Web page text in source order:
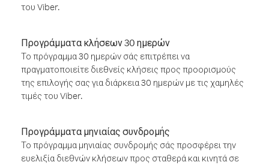
του Viber.
Προγράμματα κλήσεων 30 ημερών
Το πρόγραμμα 30 ημερών σάς επιτρέπει να
πραγματοποιείτε διεθνείς κλήσεις προς προορισμούς
της επιλογής σας για διάρκεια 30 ημερών με τις χαμηλές
τιμές του Viber.
Προγράμματα μηνιαίας συνδρομής
Το πρόγραμμα μηνιαίας συνδρομής σάς προσφέρει την
ευελιξία διεθνών κλήσεων προς σταθερά και κινητά σε